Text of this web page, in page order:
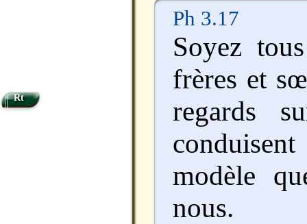
Ph 3.17
Soyez
frères et
regards
modèle
nous.
Rt